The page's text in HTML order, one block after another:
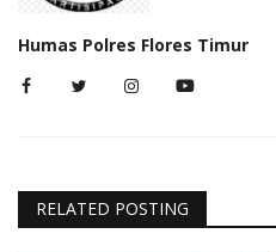
Humas Polres Flores Timur
RELATED POSTING